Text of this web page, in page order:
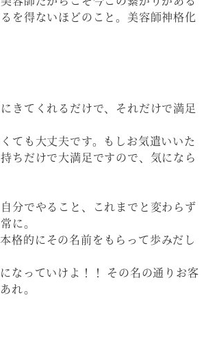
を得ないほどのこと。美容師神格化
きてくれるだけで、それだけで満足
ても大丈夫です。もしお気遣いいた
ちだけで大満足ですので、気になら
分でやること、これまでと変わらず
に。
格的にその名前をもらって歩みだし
なっていけよ！！ その名の通りお客
れ。